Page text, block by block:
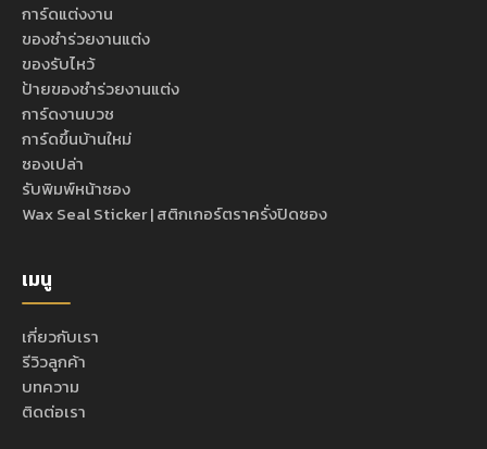
การ์ดแต่งงาน
ของชำร่วยงานแต่ง
ของรับไหว้
ป้ายของชำร่วยงานแต่ง
การ์ดงานบวช
การ์ดขึ้นบ้านใหม่
ซองเปล่า
รับพิมพ์หน้าซอง
Wax Seal Sticker | สติกเกอร์ตราครั่งปิดซอง
เมนู
เกี่ยวกับเรา
รีวิวลูกค้า
บทความ
ติดต่อเรา